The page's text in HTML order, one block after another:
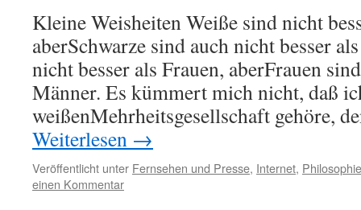
Kleine Weisheiten Weiße sind nicht
aberSchwarze sind auch nicht besser
nicht besser als Frauen, aberFrauen
Männer. Es kümmert mich nicht, daß
weißenMehrheitsgesellschaft gehöre,
Weiterlesen →
Veröffentlicht unter Fernsehen und Presse, Internet, Philosophie
einen Kommentar